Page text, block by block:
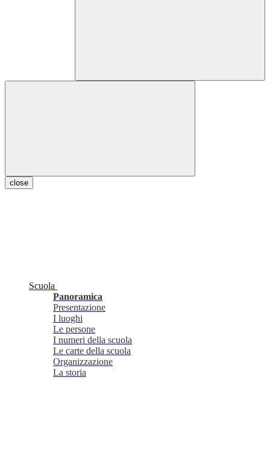
close
Scuola
Panoramica
Presentazione
I luoghi
Le persone
I numeri della scuola
Le carte della scuola
Organizzazione
La storia